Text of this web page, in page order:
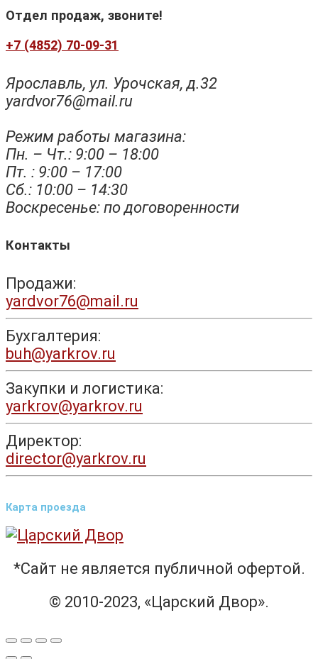
Отдел продаж, звоните!
+7 (4852) 70-09-31
Ярославль, ул. Урочская, д.32
yardvor76@mail.ru
Режим работы магазина:
Пн. – Чт.: 9:00 – 18:00
Пт. : 9:00 – 17:00
Сб.: 10:00 – 14:30
Воскресенье: по договоренности
Контакты
Продажи:
yardvor76@mail.ru
Бухгалтерия:
buh@yarkrov.ru
Закупки и логистика:
yarkrov@yarkrov.ru
Директор:
director@yarkrov.ru
Карта проезда
*Сайт не является публичной офертой.
© 2010-2023, «Царский Двор».